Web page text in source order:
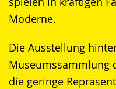
Moderne.
Die Ausstellung
Museumssammlung
die geringe